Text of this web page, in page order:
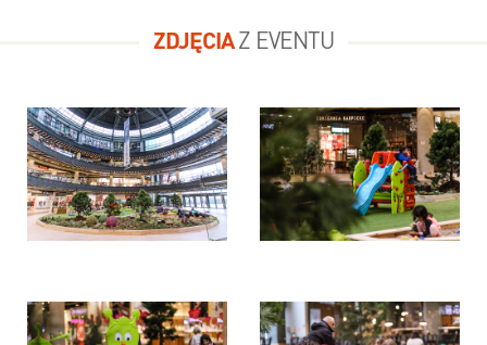
ZDJĘCIAZ EVENTU